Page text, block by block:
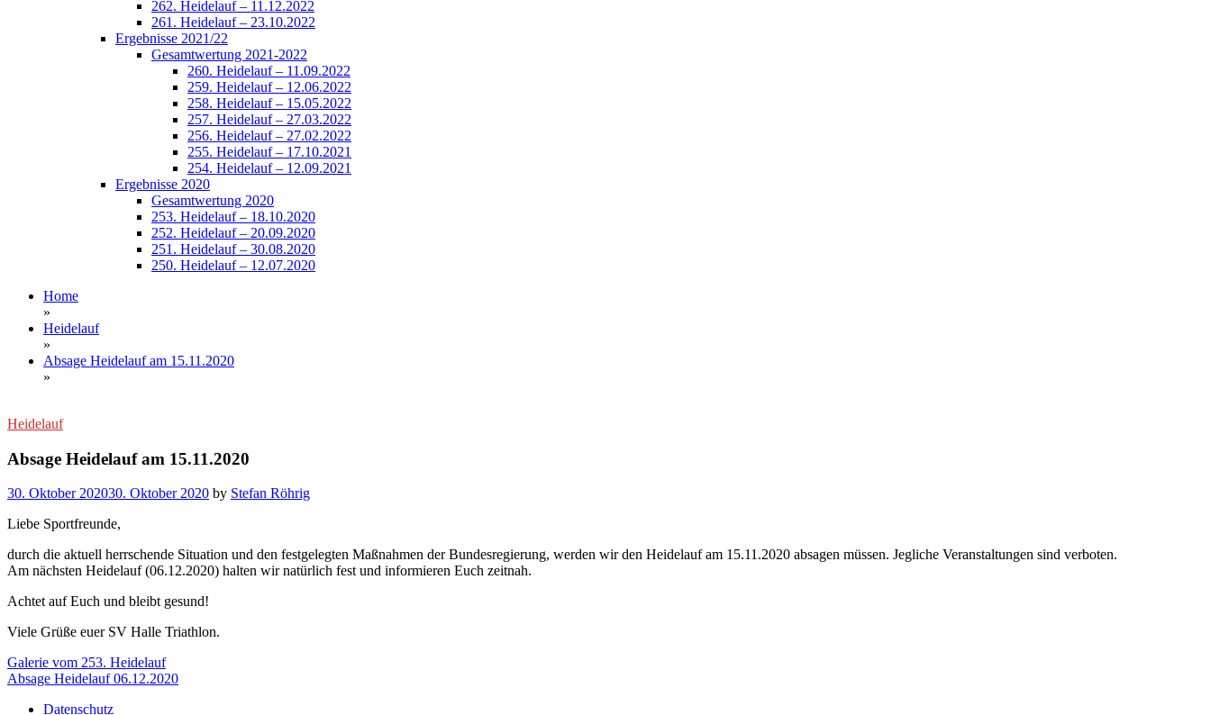
262. Heidelauf – 11.12.2022
261. Heidelauf – 23.10.2022
Ergebnisse 2021/22
Gesamtwertung 2021-2022
260. Heidelauf – 11.09.2022
259. Heidelauf – 12.06.2022
258. Heidelauf – 15.05.2022
257. Heidelauf – 27.03.2022
256. Heidelauf – 27.02.2022
255. Heidelauf – 17.10.2021
254. Heidelauf – 12.09.2021
Ergebnisse 2020
Gesamtwertung 2020
253. Heidelauf – 18.10.2020
252. Heidelauf – 20.09.2020
251. Heidelauf – 30.08.2020
250. Heidelauf – 12.07.2020
Home
»
Heidelauf
»
Absage Heidelauf am 15.11.2020
»
Heidelauf
Absage Heidelauf am 15.11.2020
30. Oktober 202030. Oktober 2020 by Stefan Röhrig
Liebe Sportfreunde,
durch die aktuell herrschende Situation und den festgelegten Maßnahmen der Bundesregierung, werden wir den Heidelauf am 15.11.2020 absagen müssen. Jegliche Veranstaltungen sind verboten.
Am nächsten Heidelauf (06.12.2020) halten wir natürlich fest und informieren Euch zeitnah.
Achtet auf Euch und bleibt gesund!
Viele Grüße euer SV Halle Triathlon.
Beitragsnavigation
Galerie vom 253. Heidelauf
Absage Heidelauf 06.12.2020
Datenschutz